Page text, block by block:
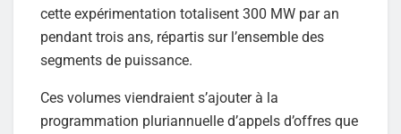
cette expérimentation totalisent 300 MW par an
pendant trois ans, répartis sur l’ensemble des
segments de puissance.
Ces volumes viendraient s’ajouter à la
programmation pluriannuelle d’appels d’offres que